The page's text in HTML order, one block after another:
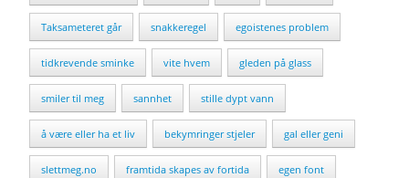
Taksameteret går snakkeregel egoistenes problem
tidkrevende sminke vite hvem gleden på glass
smiler til meg sannhet stille dypt vann
å være eller ha et liv bekymringer stjeler gal eller geni
slettmeg.no framtida skapes av fortida egen font